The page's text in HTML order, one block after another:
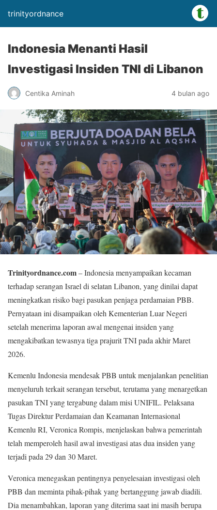
trinityordnance
Indonesia Menanti Hasil
Investigasi Insiden TNI di Libanon
Centika Aminah 4 bulan ago
Trinityordnance.com– Indonesia menyampaikan kecaman
terhadap serangan Israel di selatan Libanon, yang dinilai dapat
meningkatkan risiko bagi pasukan penjaga perdamaian PBB.
Pernyataan ini disampaikan oleh Kementerian Luar Negeri
setelah menerima laporan awal mengenai insiden yang
mengakibatkan tewasnya tiga prajurit TNI pada akhir Maret
2026.
Kemenlu Indonesia mendesak PBB untuk menjalankan penelitian
menyeluruh terkait serangan tersebut, terutama yang menargetkan
pasukan TNI yang tergabung dalam misi UNIFIL. Pelaksana
Tugas Direktur Perdamaian dan Keamanan Internasional
Kemenlu RI, Veronica Rompis, menjelaskan bahwa pemerintah
telah memperoleh hasil awal investigasi atas dua insiden yang
terjadi pada 29 dan 30 Maret.
Veronica menegaskan pentingnya penyelesaian investigasi oleh
PBB dan meminta pihak-pihak yang bertanggung jawab diadili.
Dia menambahkan, laporan yang diterima saat ini masih berupa